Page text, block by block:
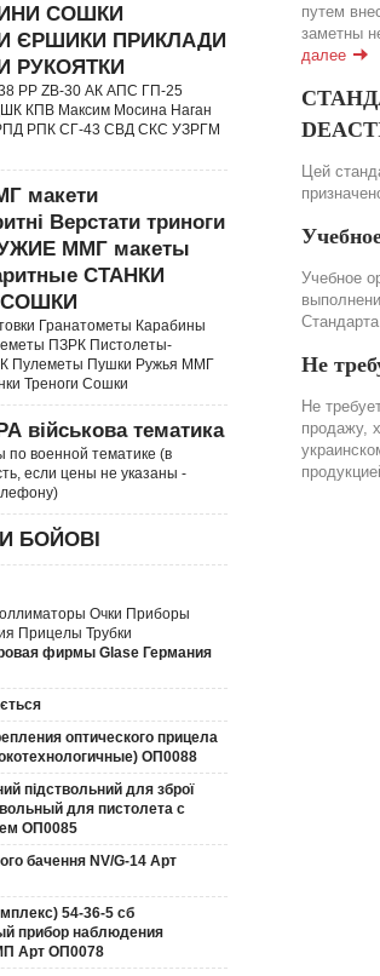
СОШКИ
ЄРШИКИ ПРИКЛАДИ
РУКОЯТКИ
PP ZB-30 АК АПС ГП-25
КПВ Максим Мосина Наган
РПК СГ-43 СВД CКС УЗРГМ
макети
Верстати триноги
ММГ макеты
СТАНКИ
Гранатометы Карабины
ПЗРК Пистолеты-
Пулеметы Пушки Ружья ММГ
Треноги Сошки
військова тематика
по военной тематике (в
если цены не указаны -
БОЙОВІ
Очки Приборы
Прицелы Трубки
фирмы Glase Германия
оптического прицела
ОП0088
підствольний для зброї
для пистолета с
ОП0085
бачення NV/G-14 Арт
54-36-5 сб
прибор наблюдения
Арт ОП0078
путем
заметны
далее
Цей
Учебное
Не
Не
продажу,